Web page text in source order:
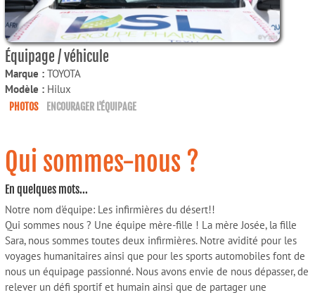
Équipage / véhicule
Marque : TOYOTA
Modèle : Hilux
PHOTOS ENCOURAGER L'ÉQUIPAGE
Qui sommes-nous ?
En quelques mots...
Notre nom d'équipe: Les infirmières du désert!!
Qui sommes nous ? Une équipe mère-fille ! La mère Josée, la fille
Sara, nous sommes toutes deux infirmières. Notre avidité pour les
voyages humanitaires ainsi que pour les sports automobiles font de
nous un équipage passionné. Nous avons envie de nous dépasser, de
relever un défi sportif et humain ainsi que de partager une